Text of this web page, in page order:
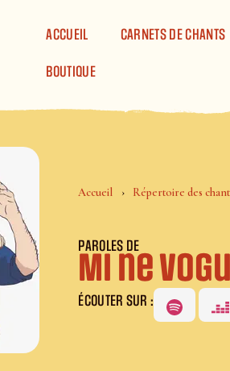
ACCUEIL
CARNETS DE CHANTS
BOUTIQUE
Accueil Répertoire des
PAROLES DE
Mi ne
ÉCOUTER SUR :